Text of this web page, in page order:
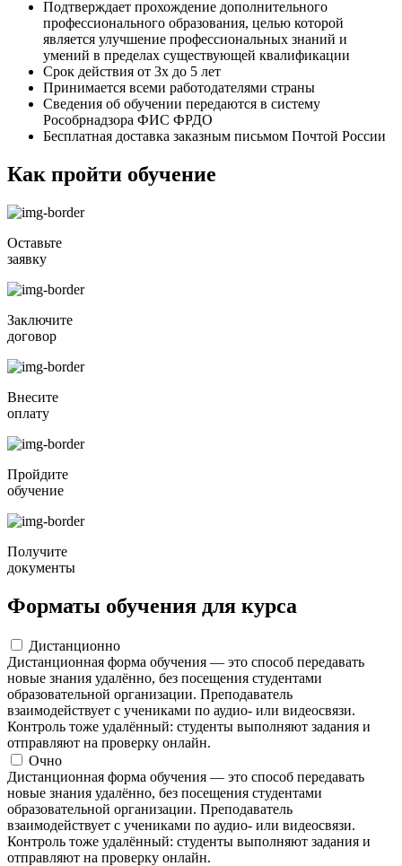
Подтверждает прохождение дополнительного
профессионального образования, целью которой
является улучшение профессиональных знаний и
умений в пределах существующей квалификации
Срок действия от 3х до 5 лет
Принимается всеми работодателями страны
Сведения об обучении передаются в систему
Рособрнадзора ФИС ФРДО
Бесплатная доставка заказным письмом Почтой России
Как пройти обучение
Оставьте
заявку
Заключите
договор
Внесите
оплату
Пройдите
обучение
Получите
документы
Форматы обучения для курса
Дистанционно
Дистанционная форма обучения — это способ передавать
новые знания удалённо, без посещения студентами
образовательной организации. Преподаватель
взаимодействует с учениками по аудио- или видеосвязи.
Контроль тоже удалённый: студенты выполняют задания и
отправляют на проверку онлайн.
Очно
Дистанционная форма обучения — это способ передавать
новые знания удалённо, без посещения студентами
образовательной организации. Преподаватель
взаимодействует с учениками по аудио- или видеосвязи.
Контроль тоже удалённый: студенты выполняют задания и
отправляют на проверку онлайн.